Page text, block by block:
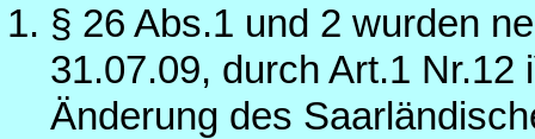
§ 26 Abs.1 und 2 wurden
31.07.09, durch Art.1
Änderung des